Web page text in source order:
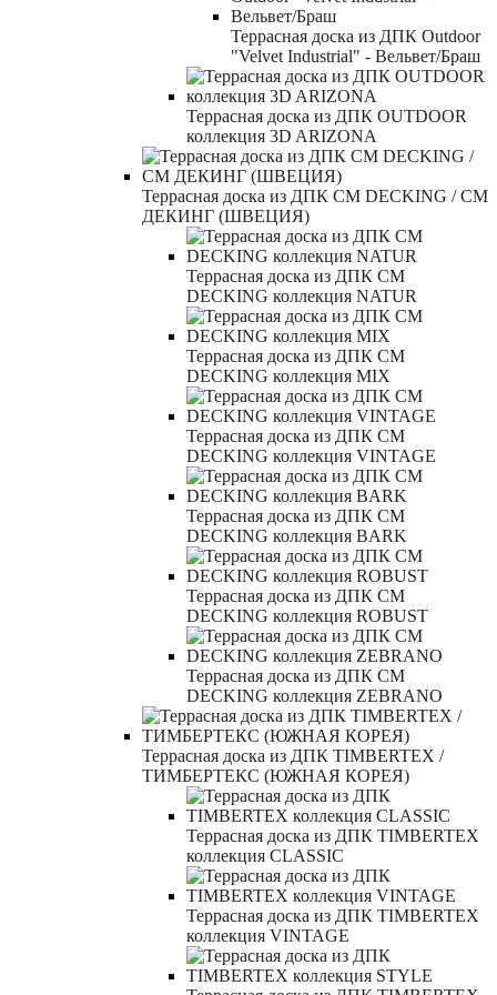
Террасная доска из ДПК Outdoor
"Velvet Industrial" - Вельвет/Браш
Террасная доска из ДПК OUTDOOR
коллекция 3D ARIZONA
Террасная доска из ДПК CM DECKING / СМ
ДЕКИНГ (ШВЕЦИЯ)
Террасная доска из ДПК CM
DECKING коллекция NATUR
Террасная доска из ДПК CM
DECKING коллекция MIX
Террасная доска из ДПК CM
DECKING коллекция VINTAGE
Террасная доска из ДПК CM
DECKING коллекция BARK
Террасная доска из ДПК CM
DECKING коллекция ROBUST
Террасная доска из ДПК CM
DECKING коллекция ZEBRANO
Террасная доска из ДПК TIMBERTEX /
ТИМБЕРТЕКС (ЮЖНАЯ КОРЕЯ)
Террасная доска из ДПК TIMBERTEX
коллекция CLASSIC
Террасная доска из ДПК TIMBERTEX
коллекция VINTAGE